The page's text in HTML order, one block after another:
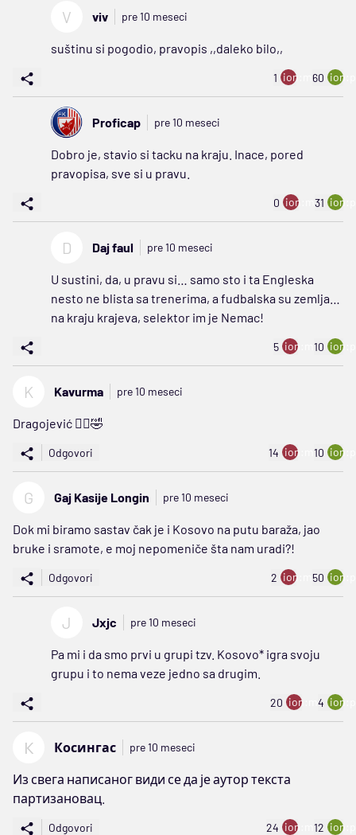
V viv pre 10 meseci
suštinu si pogodio, pravopis ,,daleko bilo,,
1 ion:minus
60
Proficap pre 10 meseci
Dobro je, stavio si tacku na kraju. Inace, pored
pravopisa, sve si u pravu.
0 ion:minus
31
D Daj faul pre 10 meseci
U sustini, da, u pravu si… samo sto i ta Engleska
nesto ne blista sa trenerima, a fudbalska su zemlja…
na kraju krajeva, selektor im je Nemac!
5 ion:minus
10
K Kavurma pre 10 meseci
Dragojević 🤦‍♂️🤣
Odgovori 14 ion:minus
10
G Gaj Kasije Longin pre 10 meseci
Dok mi biramo sastav čak je i Kosovo na putu baraža, jao
bruke i sramote, e moj nepomeniče šta nam uradi?!
Odgovori 2 ion:minus
50
J Jxjc pre 10 meseci
Pa mi i da smo prvi u grupi tzv. Kosovo* igra svoju
grupu i to nema veze jedno sa drugim.
20 ion:minus
4
К Косингас pre 10 meseci
Из свега написаног види се да је аутор текста
партизановац.
Odgovori 24 ion:minus
12